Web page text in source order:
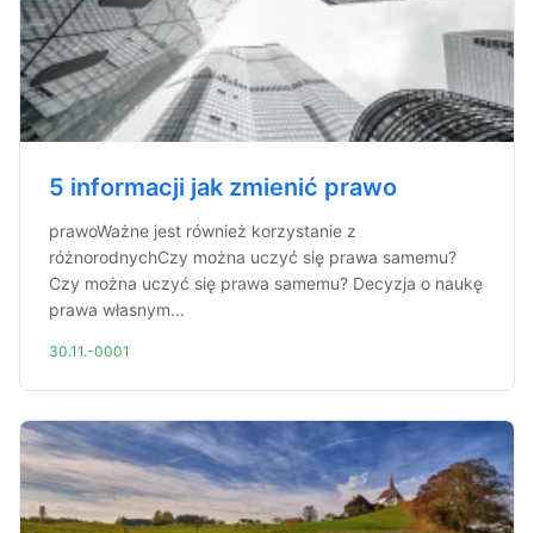
5 informacji jak zmienić prawo
prawoWażne jest również korzystanie z
różnorodnychCzy można uczyć się prawa samemu?
Czy można uczyć się prawa samemu? Decyzja o naukę
prawa własnym...
30.11.-0001